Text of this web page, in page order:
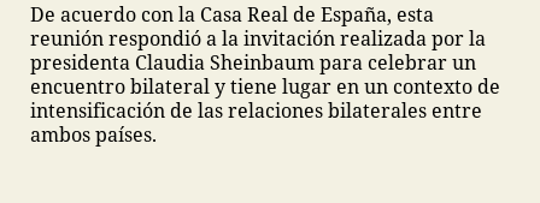
De acuerdo con la Casa Real de España, esta
reunión respondió a la invitación realizada por la
presidenta Claudia Sheinbaum para celebrar un
encuentro bilateral y tiene lugar en un contexto de
intensificación de las relaciones bilaterales entre
ambos países.